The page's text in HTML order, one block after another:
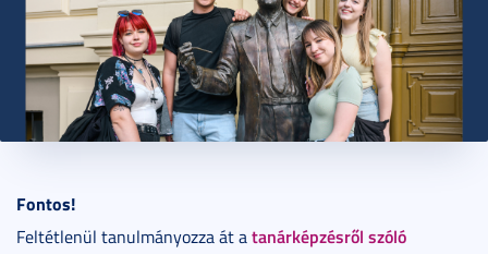
Fontos!
Feltétlenül tanulmányozza át atanárképzésről szóló